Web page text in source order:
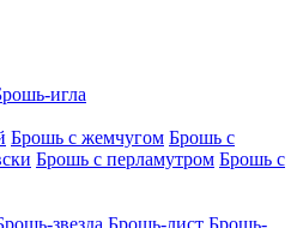
игла
Брошь с жемчугом Брошь с
Брошь с перламутром Брошь с
звезда Брошь-лист Брошь-